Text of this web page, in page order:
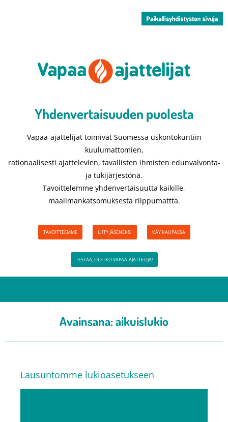
Yhdenvertaisuuden puolesta​
Vapaa-ajattelijat toimivat Suomessa uskontokuntiin
kuulumattomien,
rationaalisesti ajattelevien, tavallisten ihmisten edunvalvonta-
ja tukijärjestönä.
Tavoittelemme yhdenvertaisuutta kaikille,
maailmankatsomuksesta riippumattta.
TAVOITTEEMME LIITY JÄSENEKSI KÄY KAUPASSA
TESTAA, OLETKO VAPAA-AJATTELIJA!
Avainsana:aikuislukio
Lausuntomme lukioasetukseen